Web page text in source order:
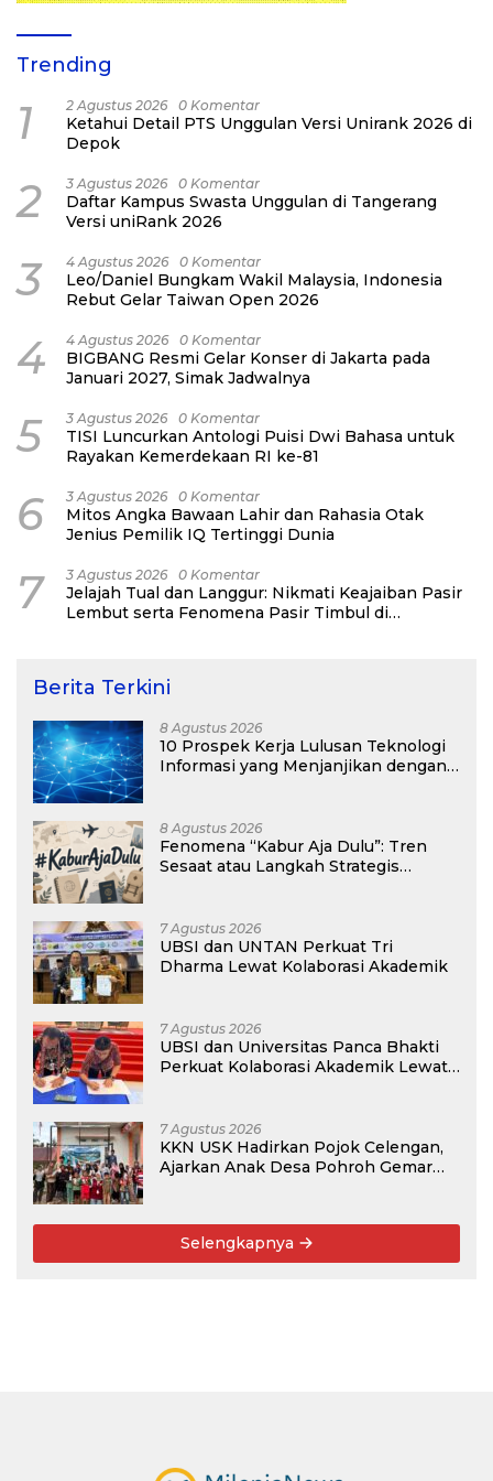
Trending
1 2 Agustus 2026 0 Komentar
Ketahui Detail PTS Unggulan Versi Unirank 2026 di
Depok
2 3 Agustus 2026 0 Komentar
Daftar Kampus Swasta Unggulan di Tangerang
Versi uniRank 2026
3 4 Agustus 2026 0 Komentar
Leo/Daniel Bungkam Wakil Malaysia, Indonesia
Rebut Gelar Taiwan Open 2026
4 4 Agustus 2026 0 Komentar
BIGBANG Resmi Gelar Konser di Jakarta pada
Januari 2027, Simak Jadwalnya
5 3 Agustus 2026 0 Komentar
TISI Luncurkan Antologi Puisi Dwi Bahasa untuk
Rayakan Kemerdekaan RI ke-81
6 3 Agustus 2026 0 Komentar
Mitos Angka Bawaan Lahir dan Rahasia Otak
Jenius Pemilik IQ Tertinggi Dunia
7 3 Agustus 2026 0 Komentar
Jelajah Tual dan Langgur: Nikmati Keajaiban Pasir
Lembut serta Fenomena Pasir Timbul di
Berita Terkini
8 Agustus 2026
10 Prospek Kerja Lulusan Teknologi
Informasi yang Menjanjikan dengan
8 Agustus 2026
Fenomena “Kabur Aja Dulu”: Tren
Sesaat atau Langkah Strategis
7 Agustus 2026
UBSI dan UNTAN Perkuat Tri
Dharma Lewat Kolaborasi Akademik
7 Agustus 2026
UBSI dan Universitas Panca Bhakti
Perkuat Kolaborasi Akademik Lewat
7 Agustus 2026
KKN USK Hadirkan Pojok Celengan,
Ajarkan Anak Desa Pohroh Gemar
Selengkapnya